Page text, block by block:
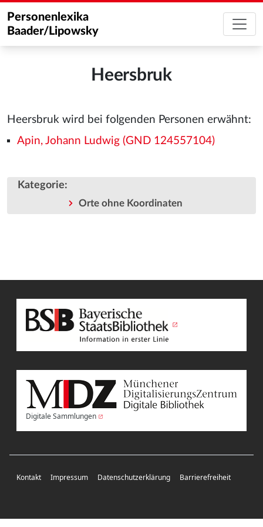
Personenlexika
Baader/Lipowsky
Heersbruk
Heersbruk wird bei folgenden Personen erwähnt:
Apin, Johann Ludwig (GND 124557104)
Kategorie:
Orte ohne Koordinaten
Digitale Sammlungen
Kontakt Impressum Datenschutzerklärung Barrierefreiheit